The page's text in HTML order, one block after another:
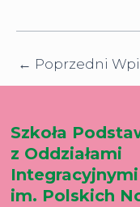
← Poprzedni
Szkoła
z Oddziałami
Integracyjnymi
im. Polskich